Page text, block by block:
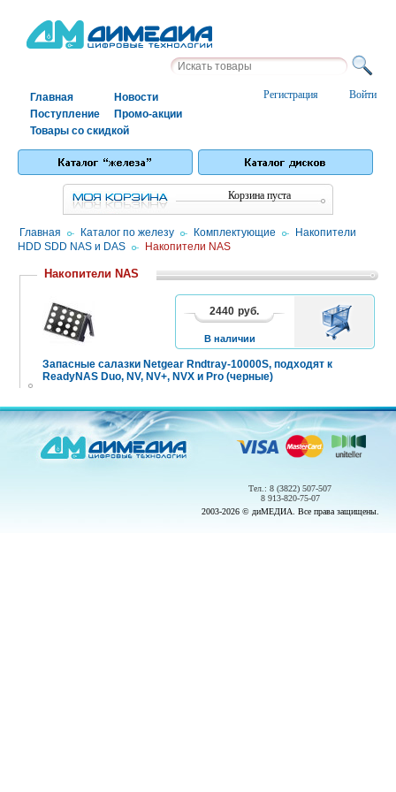
Войти
Регистрация
Главная
Новости
Поступление
Промо-акции
Товары со скидкой
Корзина пуста
Главная / Каталог по железу / Комплектующие /
Накопители
HDD SDD NAS и DAS / Накопители NAS
Накопители NAS
Запасные салазки Netgear Rndtray-10000S, подходят к
ReadyNAS Duo, NV, NV+, NVX и Pro (черные)
2440 руб.
В наличии
В
КОРЗИНУ
Тел.: 8 (3822) 507-507
8 913-820-75-07
2003-2026 © диМЕДИА. Все права защищены.